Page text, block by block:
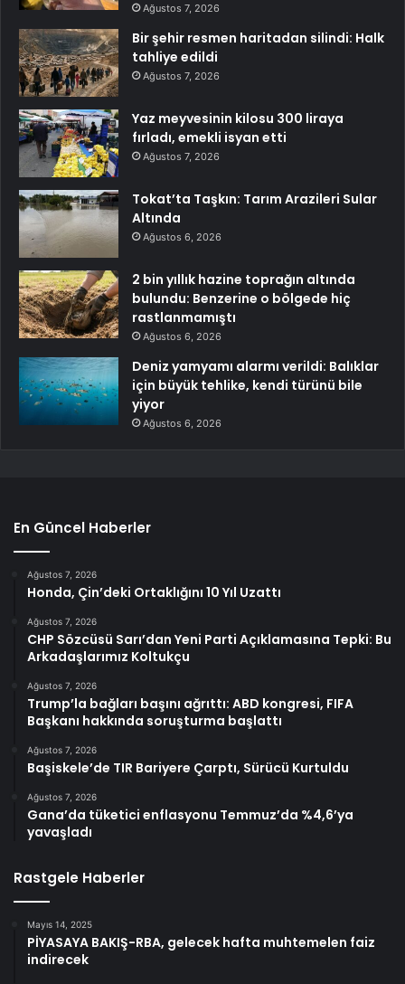
Ağustos 7, 2026
Bir şehir resmen haritadan silindi: Halk
tahliye edildi
Ağustos 7, 2026
Yaz meyvesinin kilosu 300 liraya
fırladı, emekli isyan etti
Ağustos 7, 2026
Tokat’ta Taşkın: Tarım Arazileri Sular
Altında
Ağustos 6, 2026
2 bin yıllık hazine toprağın altında
bulundu: Benzerine o bölgede hiç
rastlanmamıştı
Ağustos 6, 2026
Deniz yamyamı alarmı verildi: Balıklar
için büyük tehlike, kendi türünü bile
yiyor
Ağustos 6, 2026
En Güncel Haberler
Ağustos 7, 2026
Honda, Çin’deki Ortaklığını 10 Yıl Uzattı
Ağustos 7, 2026
CHP Sözcüsü Sarı’dan Yeni Parti Açıklamasına Tepki: Bu
Arkadaşlarımız Koltukçu
Ağustos 7, 2026
Trump’la bağları başını ağrıttı: ABD kongresi, FIFA
Başkanı hakkında soruşturma başlattı
Ağustos 7, 2026
Başiskele’de TIR Bariyere Çarptı, Sürücü Kurtuldu
Ağustos 7, 2026
Gana’da tüketici enflasyonu Temmuz’da %4,6’ya
yavaşladı
Rastgele Haberler
Mayıs 14, 2025
PİYASAYA BAKIŞ-RBA, gelecek hafta muhtemelen faiz
indirecek